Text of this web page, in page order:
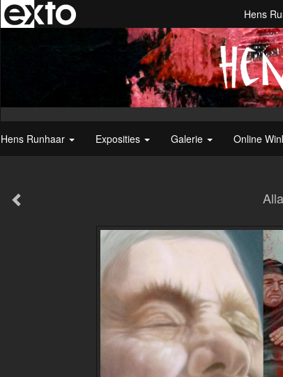
Hens
Hens Runhaar Exposities Galerie Online